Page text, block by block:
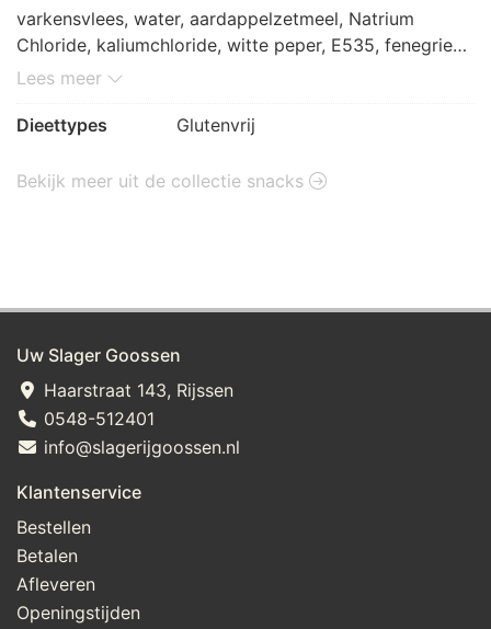
varkensvlees, water, aardappelzetmeel, Natrium
Chloride, kaliumchloride, witte peper, E535, fenegriek,
nitriet, lavaswortel, Cardemom, E551, E451, tomaat,
E331(iii), uien, gember, dextrose, E301, selderijzaad,
(paprikapoeder), kardemom, peper en koriander
Lees meer
Dieettypes Glutenvrij
Bekijk meer uit de collectie snacks
Uw Slager Goossen
Haarstraat 143, Rijssen
0548-512401
info@slagerijgoossen.nl
Klantenservice
Bestellen
Betalen
Afleveren
Openingstijden